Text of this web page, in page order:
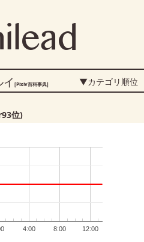
[Pixiv百科事典] ▼カテゴリ順位
93位)
4:00 8:00 12:00